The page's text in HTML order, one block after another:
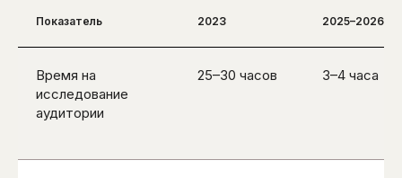
Показатель 2023 2025–2026
Время на
исследование
аудитории
25–30 часов 3–4 часа